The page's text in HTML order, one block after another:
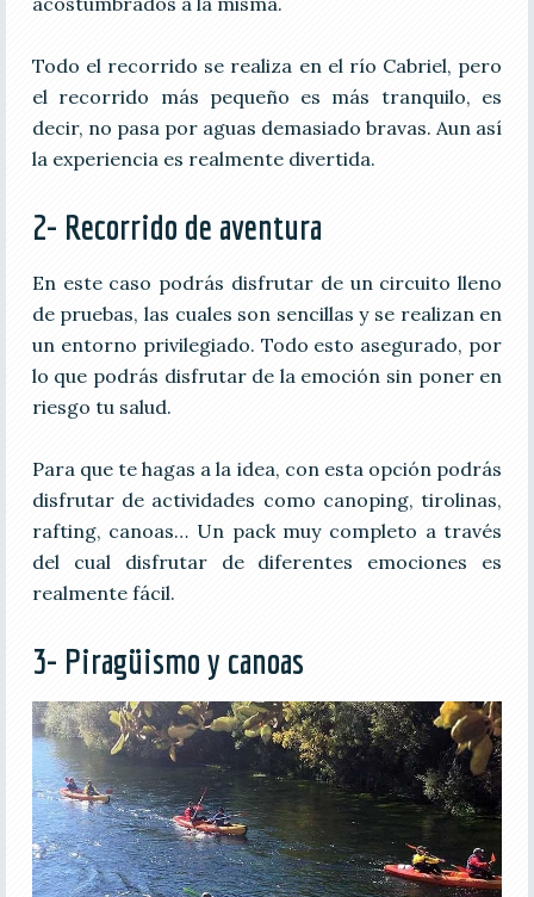
Todo el recorrido se realiza en el río Cabriel, pero
el recorrido más pequeño es más tranquilo, es
decir, no pasa por aguas demasiado bravas. Aun así
la experiencia es realmente divertida.
2- Recorrido de aventura
En este caso podrás disfrutar de un circuito lleno
de pruebas, las cuales son sencillas y se realizan en
un entorno privilegiado. Todo esto asegurado, por
lo que podrás disfrutar de la emoción sin poner en
riesgo tu salud.
Para que te hagas a la idea, con esta opción podrás
disfrutar de actividades como canoping, tirolinas,
rafting, canoas… Un pack muy completo a través
del cual disfrutar de diferentes emociones es
realmente fácil.
3- Piragüismo y canoas